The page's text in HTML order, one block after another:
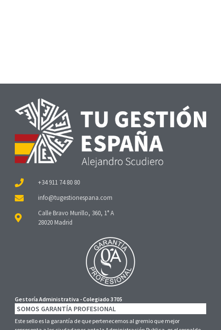
+34 911 74 80 80
Calle Bravo Murillo, 360, 1° A
28020 Madrid
Gestoría Administrativa - Colegiado 3705
SOMOS GARANTÍA PROFESIONAL
Este sello es la garantía de que pertenecemos al gremio que mejor